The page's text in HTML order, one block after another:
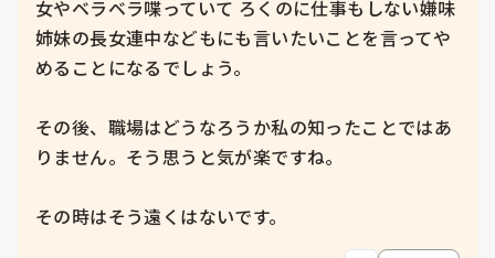
女やベラベラ喋っていて ろくのに仕事もしない嫌味
姉妹の長女連中などもにも言いたいことを言ってや
めることになるでしょう。
その後、職場はどうなろうか私の知ったことではあ
りません。そう思うと気が楽ですね。
その時はそう遠くはないです。